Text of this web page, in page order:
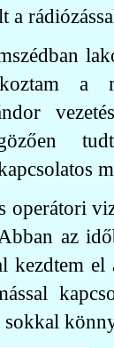
a
a
operátori
az
kezdtem